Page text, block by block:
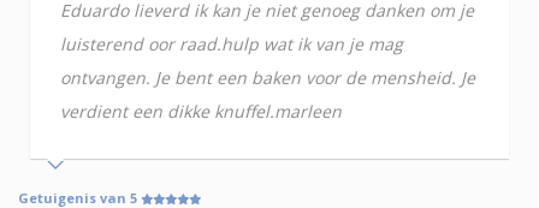
Eduardo lieverd ik kan je niet genoeg danken om je
luisterend oor raad.hulp wat ik van je mag
ontvangen. Je bent een baken voor de mensheid. Je
verdient een dikke knuffel.marleen
Getuigenis van 5